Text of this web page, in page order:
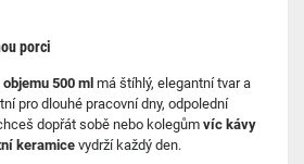
porci
objemu 500 ml má štíhlý, elegantní tvar a
pro dlouhé pracovní dny, odpolední
dopřát sobě nebo kolegům víc kávy
keramicevydrží každý den.